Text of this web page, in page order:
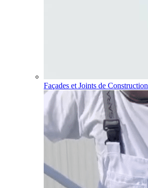
Façades et Joints de Construction